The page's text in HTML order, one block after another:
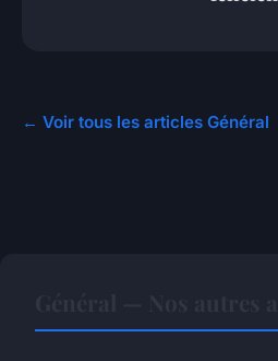
← Voir tous les articles Général